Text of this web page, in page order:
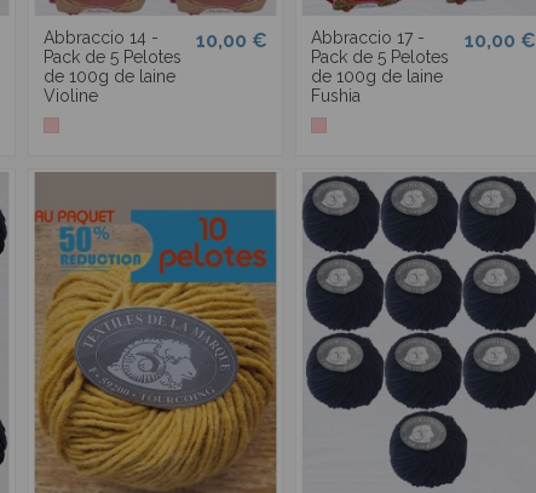
Abbraccio 14 -
Pack de 5 Pelotes
de 100g de laine
Violine
10,00 €
Abbraccio 17 -
Pack de 5 Pelotes
de 100g de laine
Fushia
10,00 €